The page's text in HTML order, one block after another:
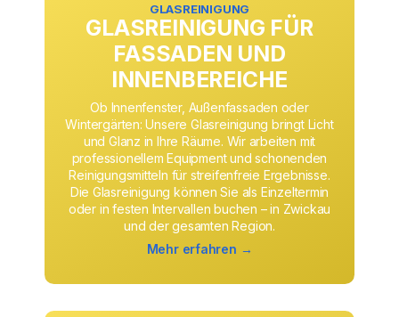
GLASREINIGUNG
GLASREINIGUNG FÜR
FASSADEN UND
INNENBEREICHE
Ob Innenfenster, Außenfassaden oder
Wintergärten: Unsere Glasreinigung bringt Licht
und Glanz in Ihre Räume. Wir arbeiten mit
professionellem Equipment und schonenden
Reinigungsmitteln für streifenfreie Ergebnisse.
Die Glasreinigung können Sie als Einzeltermin
oder in festen Intervallen buchen – in Zwickau
und der gesamten Region.
Mehr erfahren →